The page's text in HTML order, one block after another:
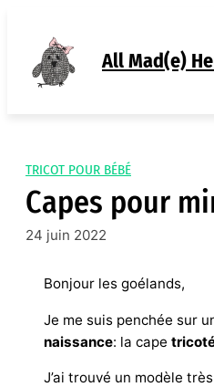
contenu
All Mad(e)
TRICOT POUR BÉBÉ
Capes pour
24 juin 2022
Bonjour les goélands,
Je me suis penchée sur
naissance: la cape
J’ai trouvé un modèle